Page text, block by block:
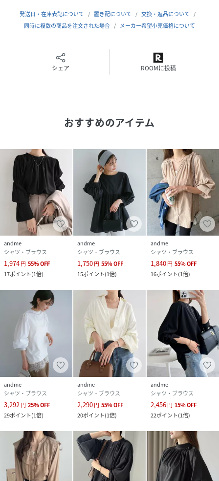
レーヨン:80%ナイロン:20%
伸縮性：なし
透け感：あり
生地の厚さ：薄手
肌ざわり：さらっとしている
その他：ナチュラルなしわ感あり
生産地：中国製
洗濯機：可ドライクリーニング：可ウェットクリーニング：
可
性別タイプ レディース
レーヨン:80% ナイロン:20%
サイズ Mサイズ
クリーニング
洗濯機：可 ドライクリーニング：可 ウェットク
リーニング：可
品番
MS4627_6002212
6002212-051-003 MS4627
発送日・在庫表記について 置き配について
交換・返品について
同時に複数の商品を注文された場合
メーカー希望小売価格について
シェア ROOMに投稿
おすすめのアイテム
andme
シャツ・ブラウス
1,974円 55%OFF
17ポイント(1倍)
andme
シャツ・ブラウス
1,750円 55%OFF
15ポイント(1倍)
andme
シャツ・ブラウス
1,840円 55%OFF
16ポイント(1倍)
andme
シャツ・ブラウス
3,292円 25%OFF
29ポイント(1倍)
andme
シャツ・ブラウス
2,290円 55%OFF
20ポイント(1倍)
andme
シャツ・ブラウス
2,456円 15%OFF
22ポイント(1倍)